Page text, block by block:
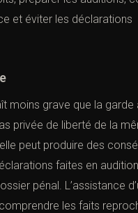
et éviter les déclarations
moins grave que la garde
privée de liberté de la
peut produire des
faites en
pénal. L’assistance
les faits
vous contacterons.